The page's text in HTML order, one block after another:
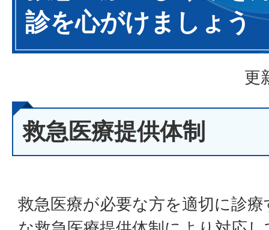
診を心がけましょう
更
救急医療提供体制
救急医療が必要な方を適切に診